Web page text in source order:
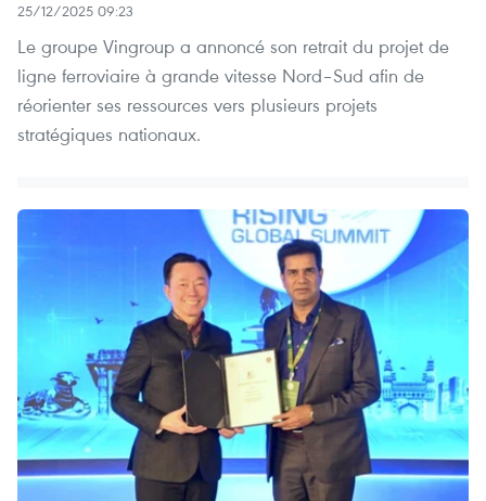
25/12/2025 09:23
Le groupe Vingroup a annoncé son retrait du projet de
ligne ferroviaire à grande vitesse Nord–Sud afin de
réorienter ses ressources vers plusieurs projets
stratégiques nationaux.